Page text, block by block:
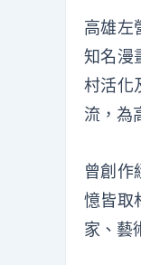
高雄左
知名漫
村活化
流，為
曾創作
憶皆取
家、藝